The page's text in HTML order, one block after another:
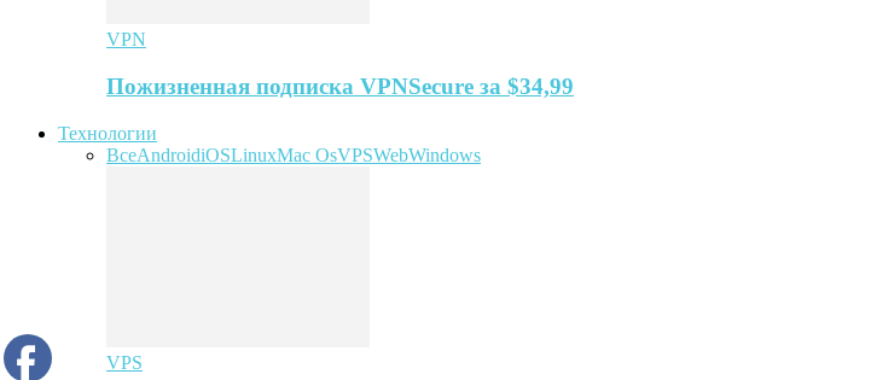
VPN
Пожизненная подписка VPNSecure за $34,99
Технологии
ВсеAndroidiOSLinuxMac OsVPSWebWindows
VPS